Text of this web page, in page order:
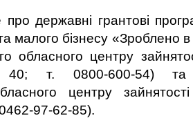
про державні грантові
малого бізнесу «Зроблено в
обласного центру
40; т. 0800-600-54) та
обласного центру
97-62-85).